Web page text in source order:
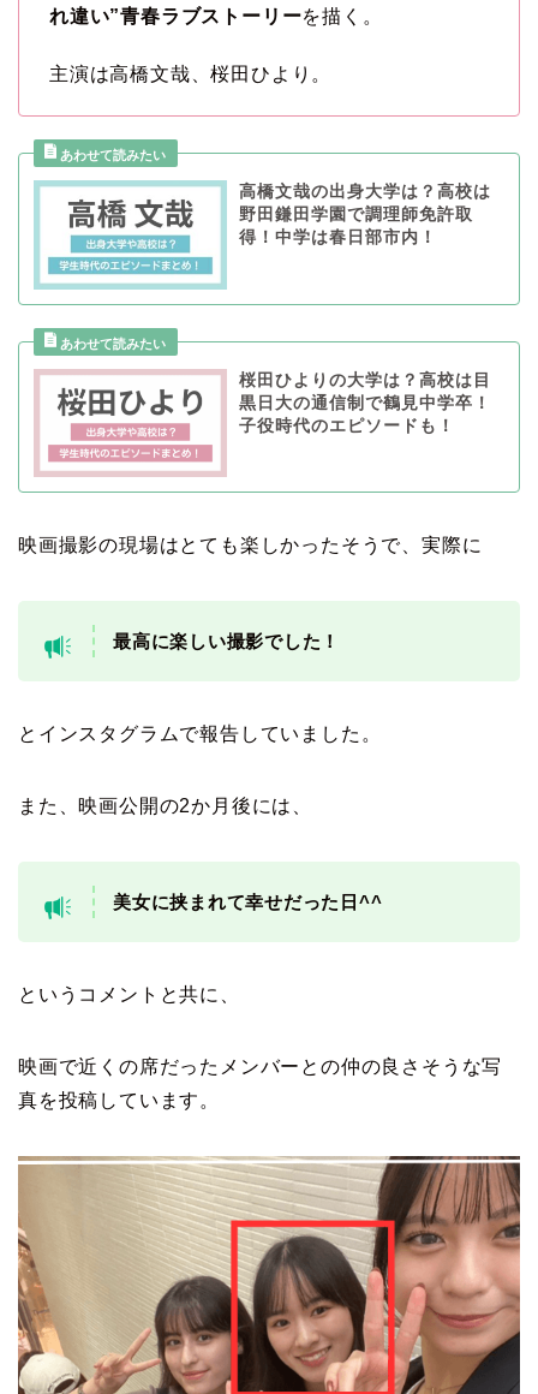
れ違い”青春ラブストーリーを描く。
主演は高橋文哉、桜田ひより。
高橋文哉の出身大学は？高校は
野田鎌田学園で調理師免許取
得！中学は春日部市内！
桜田ひよりの大学は？高校は目
黒日大の通信制で鶴見中学卒！
子役時代のエピソードも！
映画撮影の現場はとても楽しかったそうで、実際に
最高に楽しい撮影でした！
とインスタグラムで報告していました。
また、映画公開の2か月後には、
美女に挟まれて幸せだった日^^
というコメントと共に、
映画で近くの席だったメンバーとの仲の良さそうな写
真を投稿しています。